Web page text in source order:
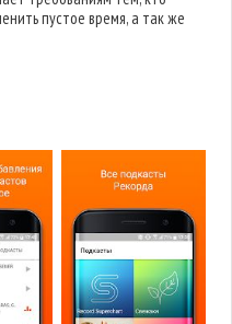
пустое время, а так же